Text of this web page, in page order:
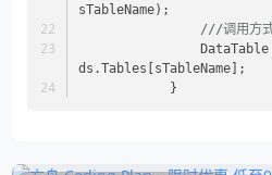
sTableName);
///调用方
ds.Tables[sTableName];
            }